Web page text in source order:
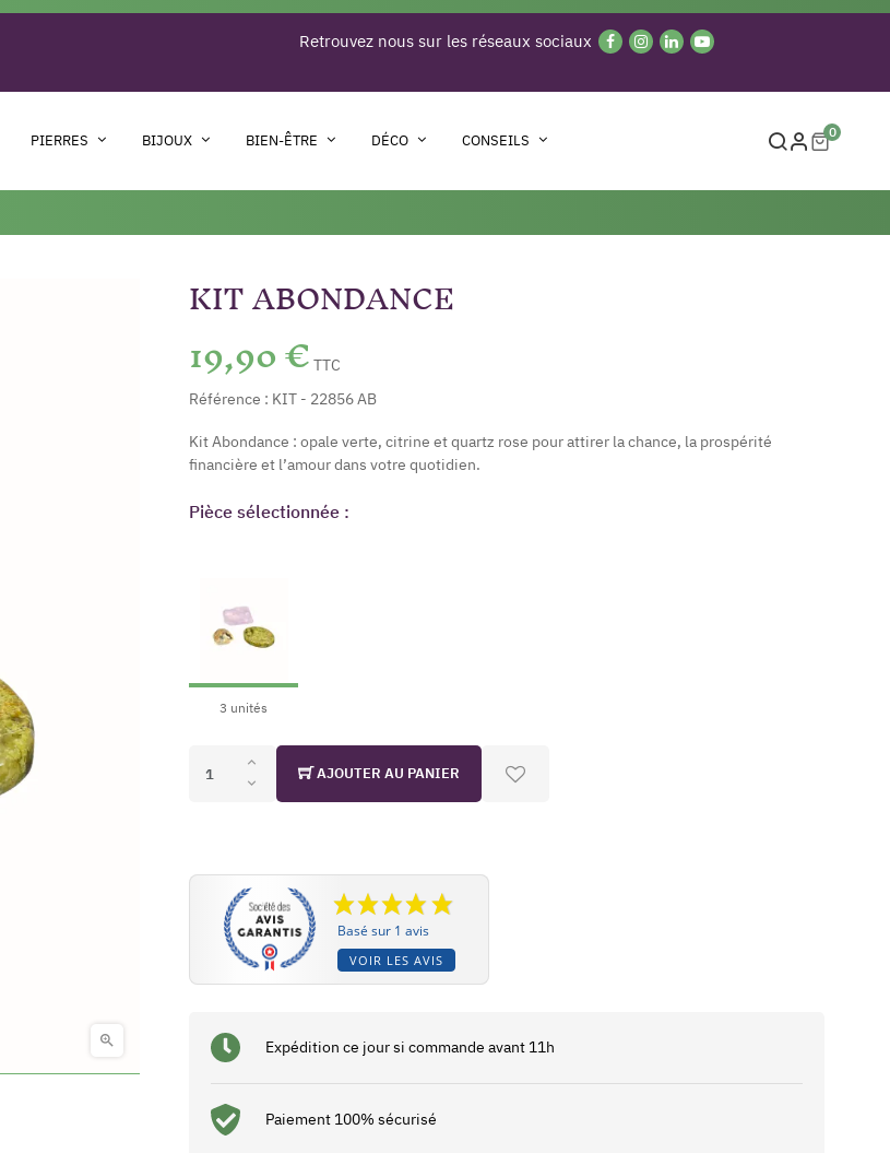
Retrouvez nous sur les réseaux sociaux
PIERRES BIJOUX BIEN-ÊTRE DÉCO CONSEILS 0

KIT ABONDANCE
19,90 € TTC
Référence : KIT - 22856 AB
Kit Abondance : opale verte, citrine et quartz rose pour attirer la chance, la prospérité
financière et l’amour dans votre quotidien.
Pièce sélectionnée :
3 unités
AJOUTER AU PANIER
Basé sur 1 avis
VOIR LES AVIS
Expédition ce jour si commande avant 11h
Paiement 100% sécurisé